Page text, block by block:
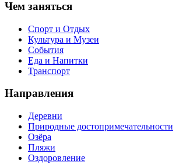
Чем заняться
Спорт и Отдых
Культура и Музеи
События
Еда и Напитки
Транспорт
Направления
Деревни
Природные достопримечательности
Озёра
Пляжи
Оздоровление